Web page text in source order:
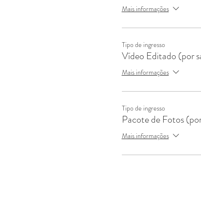
Mais informações
Tipo de ingresso
Vídeo Editado (por
Mais informações
Tipo de ingresso
Pacote de Fotos
Mais informações